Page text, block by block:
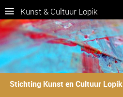
Kunst & Cultuur Lopik
Stichting Kunst en Cultuur Lopik